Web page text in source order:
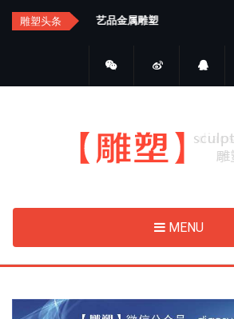
Skip
雕塑头条 艺品金属雕塑
MENU